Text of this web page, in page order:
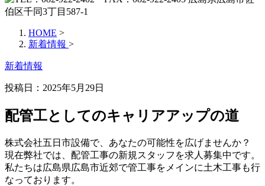
HOME >
新着情報 >
新着情報
投稿日：2025年5月29日
配管工としてのキャリアアップの道
株式会社五日市設備で、あなたの可能性を広げませんか？
現在弊社では、配管工事の新規スタッフを求人募集中です。
私たちは広島県広島市近郊で管工事をメインに土木工事も行
なっております。